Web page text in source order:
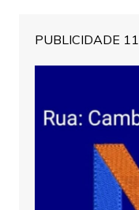
PUBLICIDADE 11